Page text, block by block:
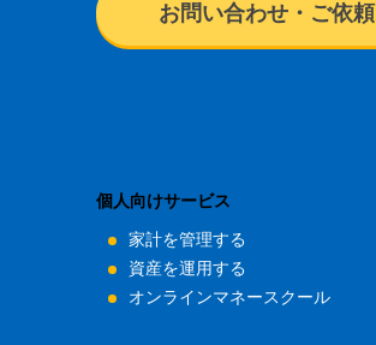
お問い合わせ・ご依頼
個人向けサービス
家計を管理する
資産を運用する
オンラインマネースクール